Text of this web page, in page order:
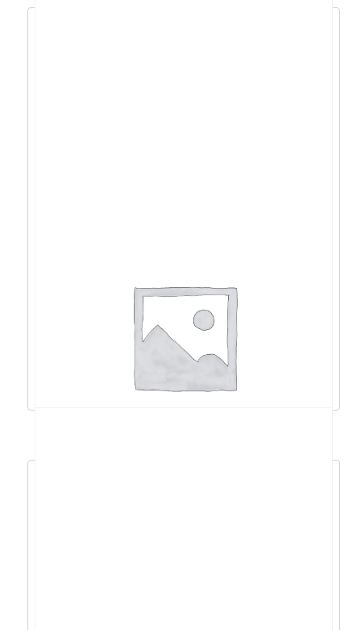
Acer Nitro V15 i9-
13900H/16GB/1TB/4060/15,6″/W11 –
NH.QQEEX.00R
1.773,41 € 1.596,07
Dodaj u košaricu